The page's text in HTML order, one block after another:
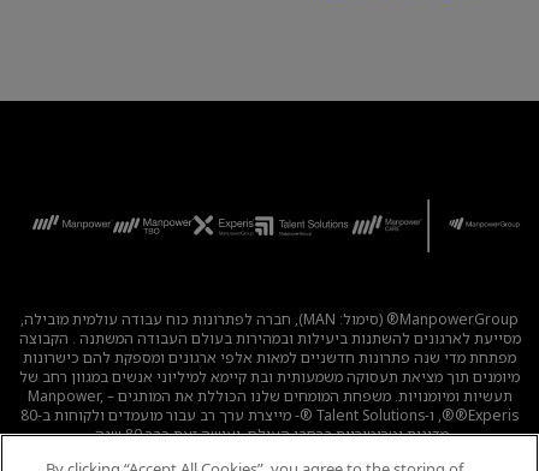
ManpowerGroup® (סימול: MAN), חברה לפתרונות כוח עבודה עולמית מובילה,
מסייעת לארגונים להשתנות ביעילות ובמהירות בעולם העבודה המשתנה . הקבוצה
מפתחת מדי שנה פתרונות חדשניים למאות אלפי ארגונים ומספקת להם כישרונות
מיומנים תוך מציאת תעסוקה משמעותית ובת קיימא למיליוני אנשים במגוון רחב של
תעשיות ומיומנויות. משפחת המומחים שלנו הכוללת את המותגים – Manpower,
®Experis®, ו-Talent Solutions ®- מייצרת ערך רב עבור מועמדים ולקוחות ב-80
מדינות וטריטוריות ברחבי העולם, ועושה זאת כבר 80 שנה.